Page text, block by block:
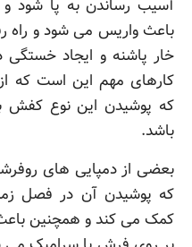
آسیب رساندن به پا شود و
باعث واریس می شود و راه
خار پاشنه و ایجاد
کارهای مهم این است که
که پوشیدن این نوع کفش
باشد.
بعضی از دمپایی های
که پوشیدن آن در فصل
کمک می کند و همچنین